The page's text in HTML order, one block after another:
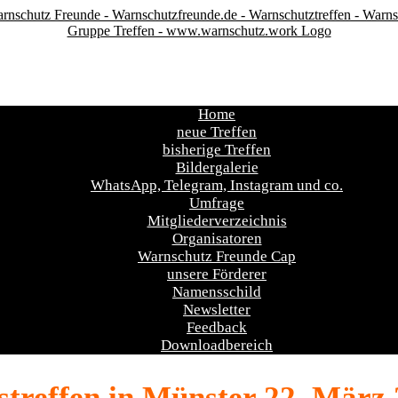
Home
neue Treffen
bisherige Treffen
Bildergalerie
WhatsApp, Telegram, Instagram und co.
Umfrage
Mitgliederverzeichnis
Organisatoren
Warnschutz Freunde Cap
unsere Förderer
Namensschild
Newsletter
Feedback
Downloadbereich